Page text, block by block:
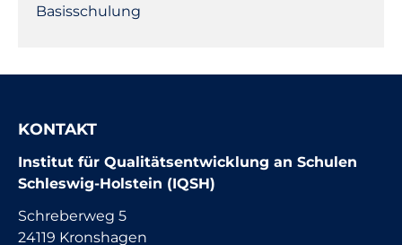
Basisschulung
KONTAKT
Institut für Qualitätsentwicklung an Schulen
Schleswig-Holstein (IQSH)
Schreberweg 5
24119 Kronshagen